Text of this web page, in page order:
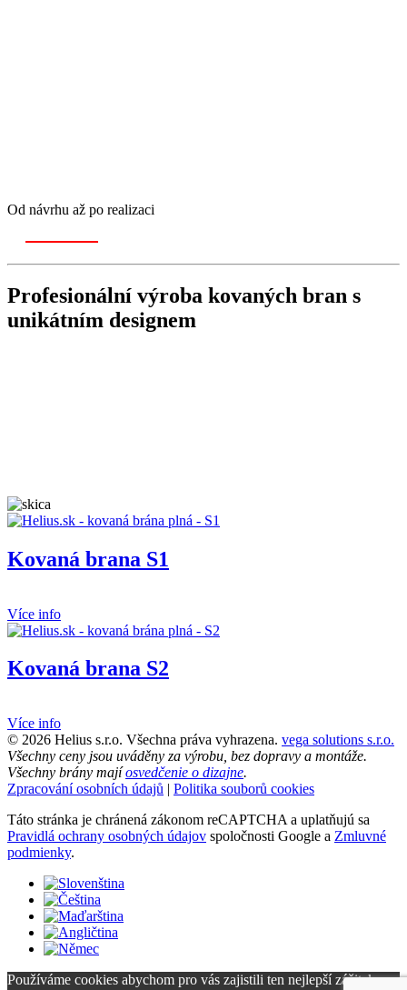
Od návrhu až po realizaci
Profesionální výroba kovaných bran s
unikátním designem
Kovaná brana S1
Více info
Kovaná brana S2
Více info
© 2026 Helius s.r.o. Všechna práva vyhrazena. vega solutions s.r.o.
Všechny ceny jsou uváděny za výrobu, bez dopravy a montáže.
Všechny brány majíosvedčenie o dizajne.
Zpracování osobních údajů | Politika souborů cookies
Táto stránka je chránená zákonom reCAPTCHA a uplatňujú sa
Pravidlá ochrany osobných údajov spoločnosti Google a Zmluvné
podmienky.
Používáme cookies abychom pro vás zajistili ten nejlepší zážitek z